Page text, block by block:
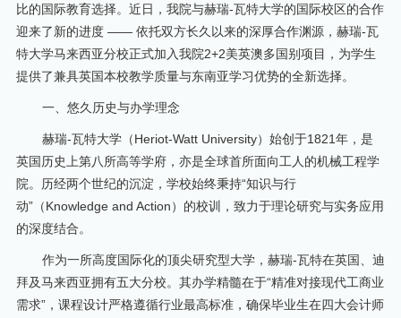
比的国际教育选择。近日，我院与赫瑞-瓦特大学的国际校区的合作
迎来了新的进度 —— 依托双方长久以来的深厚合作渊源，赫瑞-瓦
特大学马来西亚分校正式加入我院2+2美英澳多国别项目，为学生
提供了兼具英国本校教学质量与东南亚学习优势的全新选择。
一、悠久历史与办学理念
赫瑞-瓦特大学（Heriot-Watt University）始创于1821年，是
英国历史上第八所高等学府，亦是全球首所面向工人的机械工程学
院。历经两个世纪的沉淀，学校始终秉持“知识与行
动”（Knowledge and Action）的校训，致力于理论研究与实务应用
的深度结合。
作为一所高度国际化的顶尖研究型大学，赫瑞-瓦特在英国、迪
拜及马来西亚拥有五大分校。其办学精髓在于“精准对接现代工商业
需求”，课程设计严格遵循行业最高标准，确保毕业生在四大会计师